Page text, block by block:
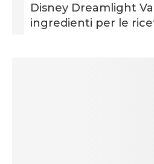
Disney Dreamlight
ingredienti per le